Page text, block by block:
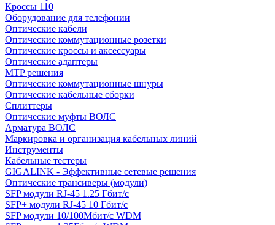
Кроссы 110
Оборудование для телефонии
Оптические кабели
Оптические коммутационные розетки
Оптические кроссы и аксессуары
Оптические адаптеры
MTP решения
Оптические коммутационные шнуры
Оптические кабельные сборки
Сплиттеры
Оптические муфты ВОЛС
Арматура ВОЛС
Маркировка и организация кабельных линий
Инструменты
Кабельные тестеры
GIGALINK - Эффективные сетевые решения
Оптические трансиверы (модули)
SFP модули RJ-45 1.25 Гбит/c
SFP+ модули RJ-45 10 Гбит/c
SFP модули 10/100Мбит/с WDM